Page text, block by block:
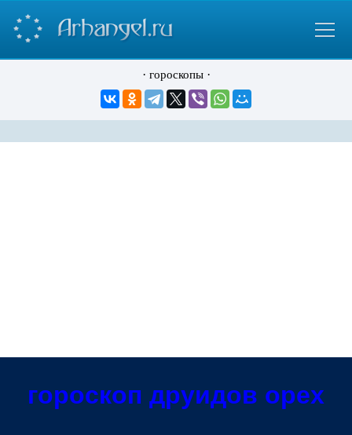
· гороскопы·
гороскоп друидов орех